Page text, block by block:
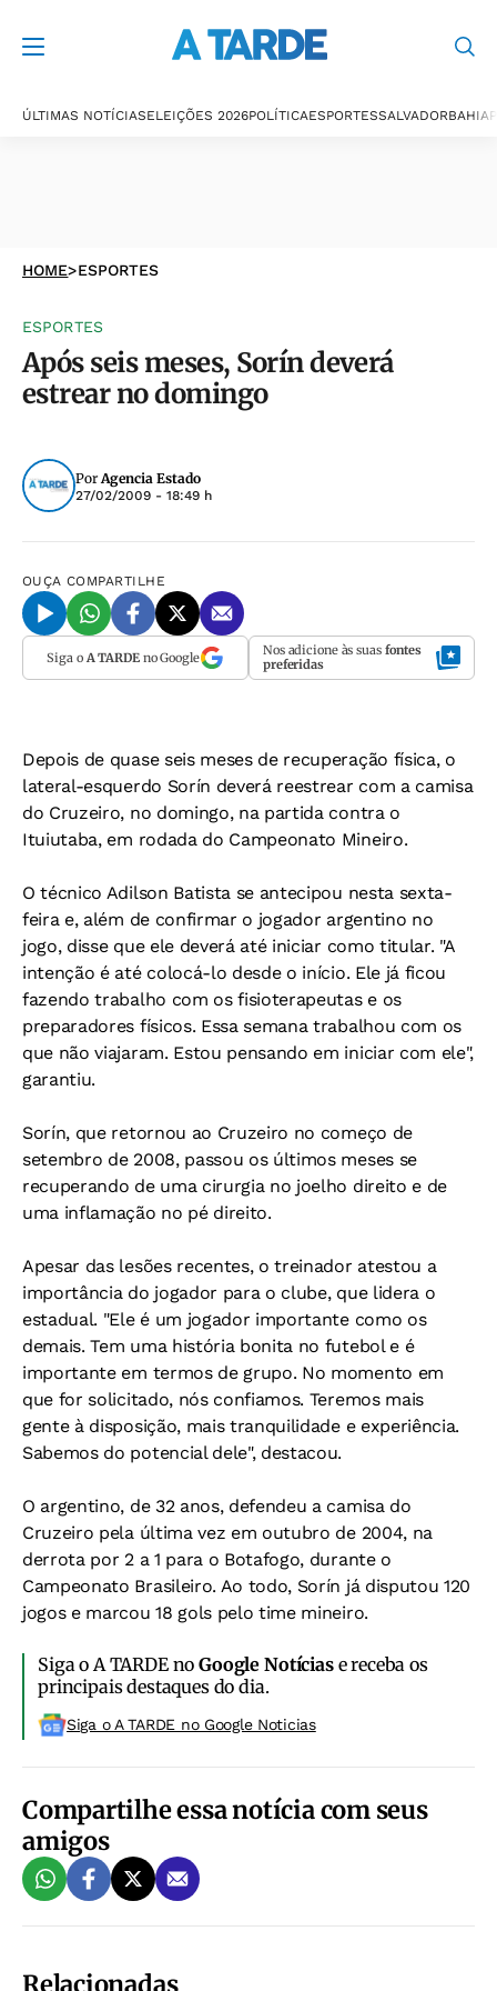
ÚLTIMAS NOTÍCIASELEIÇÕES 2026POLÍTICAESPORTESSALVADORBAHIA
HOME>ESPORTES
ESPORTES
Após seis meses, Sorín deverá
estrear no domingo
PorAgencia Estado
27/02/2009 - 18:49 h
OUÇA COMPARTILHE
Siga o A TARDEno Google Nos adicione às suas fontes
preferidas
Depois de quase seis meses de recuperação física, o
lateral-esquerdo Sorín deverá reestrear com a camisa
do Cruzeiro, no domingo, na partida contra o
Ituiutaba, em rodada do Campeonato Mineiro.
O técnico Adilson Batista se antecipou nesta sexta-
feira e, além de confirmar o jogador argentino no
jogo, disse que ele deverá até iniciar como titular. "A
intenção é até colocá-lo desde o início. Ele já ficou
fazendo trabalho com os fisioterapeutas e os
preparadores físicos. Essa semana trabalhou com os
que não viajaram. Estou pensando em iniciar com ele",
garantiu.
Sorín, que retornou ao Cruzeiro no começo de
setembro de 2008, passou os últimos meses se
recuperando de uma cirurgia no joelho direito e de
uma inflamação no pé direito.
Apesar das lesões recentes, o treinador atestou a
importância do jogador para o clube, que lidera o
estadual. "Ele é um jogador importante como os
demais. Tem uma história bonita no futebol e é
importante em termos de grupo. No momento em
que for solicitado, nós confiamos. Teremos mais
gente à disposição, mais tranquilidade e experiência.
Sabemos do potencial dele", destacou.
O argentino, de 32 anos, defendeu a camisa do
Cruzeiro pela última vez em outubro de 2004, na
derrota por 2 a 1 para o Botafogo, durante o
Campeonato Brasileiro. Ao todo, Sorín já disputou 120
jogos e marcou 18 gols pelo time mineiro.
Siga o A TARDE noGoogle Notíciase receba os
principais destaques do dia.
Siga o A TARDE no Google Noticias
Compartilhe essa notícia com seus
amigos
Relacionadas